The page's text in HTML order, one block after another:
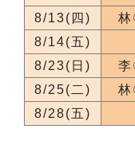
8/13(四)
林
8/14(五)
8/23(日)
李
8/25(二)
林
8/28(五)